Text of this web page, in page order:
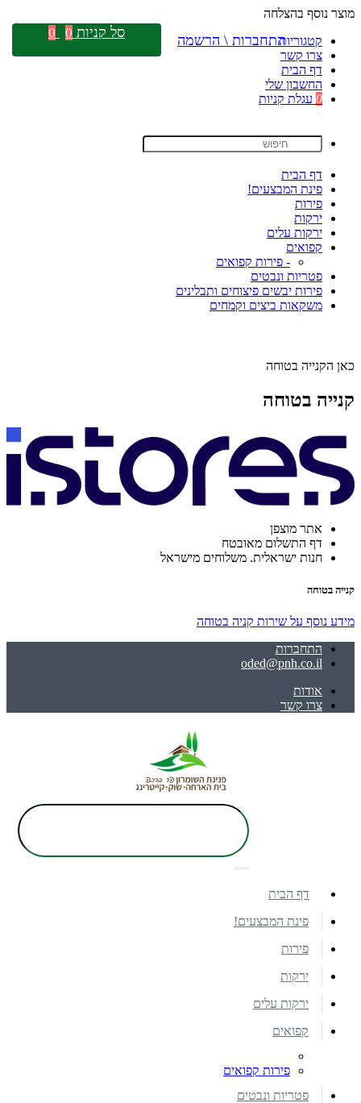
מוצר נוסף בהצלחה
קטגוריות
צרו קשר
דף הבית
החשבון שלי
0 עגלת קניות
דף הבית
פינת המבצעים!
פירות
ירקות
ירקות עלים
קפואים
- פירות קפואים
פטריות ונבטים
פירות יבשים פיצוחים ותבלינים
משקאות ביצים וקמחים
כאן הקנייה בטוחה
קנייה בטוחה
אתר מוצפן
דף התשלום מאובטח
חנות ישראלית. משלוחים מישראל
קנייה בטוחה
מידע נוסף על שירות קניה בטוחה
התחברות
oded@pnh.co.il
אודות
צרו קשר
התחברות \ הרשמה סל קניות 0
0
דף הבית
פינת המבצעים!
פירות
ירקות
ירקות עלים
קפואים
פירות קפואים
פטריות ונבטים